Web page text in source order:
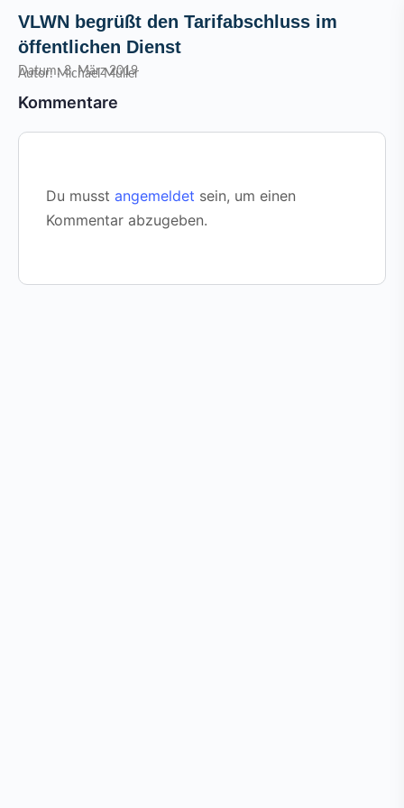
VLWN begrüßt den Tarifabschluss im
öffentlichen Dienst
Datum: 3. März 2019
Autor: Michael Müller
Kommentare
Du musst angemeldet sein, um einen
Kommentar abzugeben.